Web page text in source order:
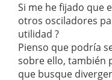
Si me he fijado que
otros osciladores
utilidad ?
Pienso que podría
sobre ello, también
que busque